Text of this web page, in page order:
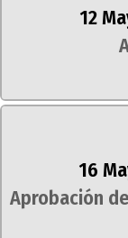
12
16
Aprobación